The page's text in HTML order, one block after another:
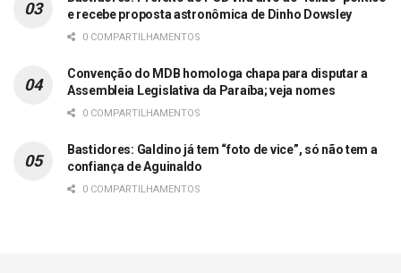
e recebe proposta astronômica de Dinho Dowsley
0 COMPARTILHAMENTOS
Convenção do MDB homologa chapa para disputar a
Assembleia Legislativa da Paraíba; veja nomes
0 COMPARTILHAMENTOS
Bastidores: Galdino já tem “foto de vice”, só não tem a
confiança de Aguinaldo
0 COMPARTILHAMENTOS